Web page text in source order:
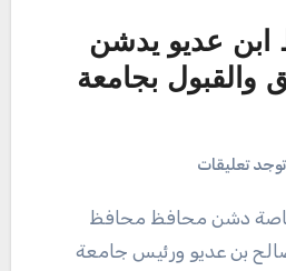
ابن عديو يدشن
والقبول بجامعة
توجد تعليقات
بن عديو ورئيس جامعة